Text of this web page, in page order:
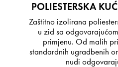
POLIESTERSKA
Zaštitno izolirana
u zid sa
primjenu. Od malih
standardnih ugradbenih
nudi